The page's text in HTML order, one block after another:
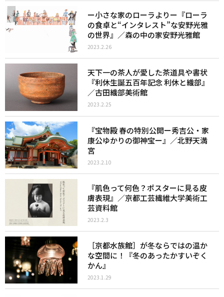
ー小さな家のローラよりー『ローラ
の食卓と“インタレスト”な安野光雅
の世界』／森の中の家安野光雅館
2023.2.26
天下一の茶人が愛した茶道具や書状
『利休生誕五百年記念 利休と織部』
／古田織部美術館
2023.2.25
『宝物殿 春の特別公開ー秀吉公・家
康公ゆかりの御神宝ー』／北野天満
宮
2023.2.10
『肌色って何色？ポスターに見る皮
膚表現』／京都工芸繊維大学美術工
芸資料館
2023.2.3
［京都水族館］が冬ならではの温か
な空間に！『冬のあったかすいぞく
かん』
2023.1.29